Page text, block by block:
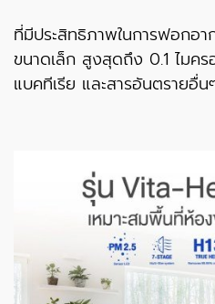
ที่มีประสิทธิภาพในการฟอกอ
ขนาดเล็ก สูงสุดถึง 0.1 ไมคร
แบคทีเรีย และสารอันตรายอื่